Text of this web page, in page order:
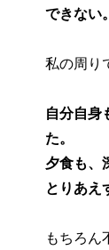
できない
私の周り
自分自身
た。
夕食も、
とりあえ
もちろん